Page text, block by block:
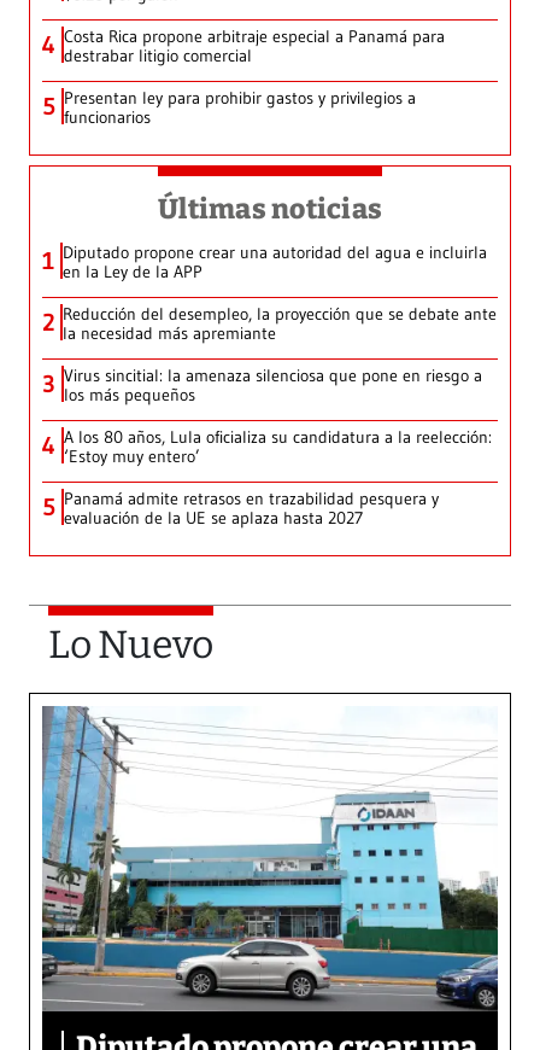
4 Costa Rica propone arbitraje especial a Panamá para
destrabar litigio comercial
5 Presentan ley para prohibir gastos y privilegios a
funcionarios
Últimas noticias
1 Diputado propone crear una autoridad del agua e incluirla
en la Ley de la APP
2 Reducción del desempleo, la proyección que se debate ante
la necesidad más apremiante
3 Virus sincitial: la amenaza silenciosa que pone en riesgo a
los más pequeños
4 A los 80 años, Lula oficializa su candidatura a la reelección:
‘Estoy muy entero’
5 Panamá admite retrasos en trazabilidad pesquera y
evaluación de la UE se aplaza hasta 2027
Lo Nuevo